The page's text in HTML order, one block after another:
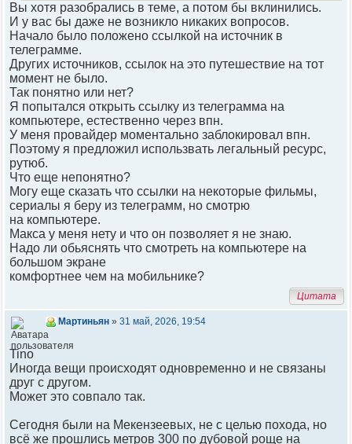
Вы хотя разобрались в теме, а потом бы вклинились.
И у вас бы даже не возникло никаких вопросов.
Начало было положено ссылкой на источник в
телеграмме.
Других источников, ссылок на это путешествие на тот
момент не было.
Так понятно или нет?
Я попытался открыть ссылку из телеграмма на
компьютере, естественно через впн.
У меня провайдер моментально заблокировал впн.
Поэтому я предложил использвать легальный ресурс,
рутюб.
Что еще непонятно?
Могу еще сказать что ссылки на некоторые фильмы,
сериалы я беру из телеграмм, но смотрю
на компьютере.
Макса у меня нету и что он позволяет я не знаю.
Надо ли обьяснять что смотреть на компьютере на
большом экране
комфортнее чем на мобильнике?
Цитата
Мартиньян » 31 май, 2026, 19:54
Tino
Иногда вещи происходят одновременно и не связаны
друг с другом.
Может это совпало так.
Сегодня были на Мекензеевых, не с целью похода, но
всё же прошлись метров 300 по дубовой роще на